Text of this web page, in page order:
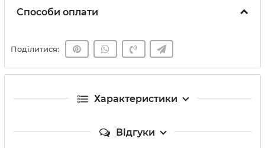
Способи оплати
Поділитися:
Характеристики
Відгуки